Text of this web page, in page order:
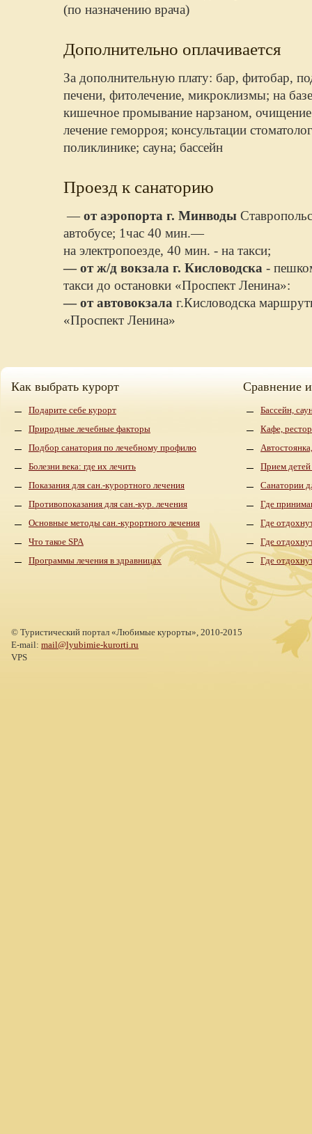
(по назначению врача)
Дополнительно оплачивается
За дополнительную плату: бар, фитобар,
печени, фитолечение, микроклизмы; на
кишечное промывание нарзаном,
лечение геморроя; консультации
поликлинике; сауна; бассейн
Проезд к санаторию
— от аэропорта г. Минводы
автобусе; 1час 40 мин.—
на электропоезде, 40 мин. - на такси;
— от ж/д вокзала г. Кисловодска -
такси до остановки «Проспект Ленина»:
— от автовокзала г.Кисловодска
«Проспект Ленина»
Как выбрать курорт
Подарите себе курорт
Природные лечебные факторы
Подбор санатория по лечебному профилю
Болезни века: где их лечить
Показания для сан.-курортного лечения
Противопоказания для сан.-кур. лечения
Основные методы сан.-курортного лечения
Что такое SPA
Программы лечения в здравницах
Сравнение
Бассейн,
Кафе,
Прием детей
Санатории
Где
Где
Где
Где
© Туристический портал «Любимые курорты», 2010-2015
E-mail: mail@lyubimie-kurorti.ru
VPS